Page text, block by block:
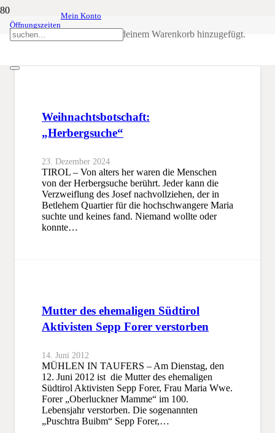
Öffnungszeiten
Mein Konto
wurde deinem Warenkorb hinzugefügt.
Maria
Weihnachtsbotschaft:
„Herbergsuche“
23. Dezember 2024
TIROL – Von alters her waren die Menschen
von der Herbergsuche berührt. Jeder kann die
Verzweiflung des Josef nachvollziehen, der in
Betlehem Quartier für die hochschwangere Maria
suchte und keines fand. Niemand wollte oder
konnte…
Mutter des ehemaligen Südtirol
Aktivisten Sepp Forer verstorben
14. Juni 2012
MÜHLEN IN TAUFERS – Am Dienstag, den
12. Juni 2012 ist die Mutter des ehemaligen
Südtirol Aktivisten Sepp Forer, Frau Maria Wwe.
Forer „Oberluckner Mamme“ im 100.
Lebensjahr verstorben. Die sogenannten
„Puschtra Buibm“ Sepp Forer,…